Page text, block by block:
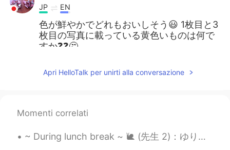
JP EN
色が鮮やかでどれもおいしそう😃 1枚目と3
枚目の写真に載っている黄色いものは何で
すか❓❓🤔
Naomi 2020.10.30 04:33
Papa3
EN
Apri HelloTalk per unirti alla conversazione
Momenti correlati
~ During lunch break ~ 🐌 (先生 2)：ゆり先生は自炊してるんだって？ (↑ Teacher 1 の情報らしい 🥒) 🐢 (Yuri)：そうなんです。一人暮らしなので...